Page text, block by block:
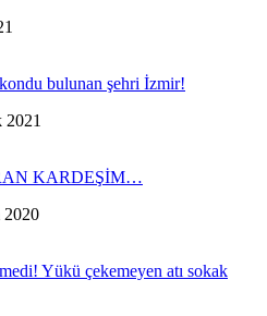
bulunan şehri İzmir!
2021
KARDEŞİM…
2020
Yükü çekemeyen atı sokak